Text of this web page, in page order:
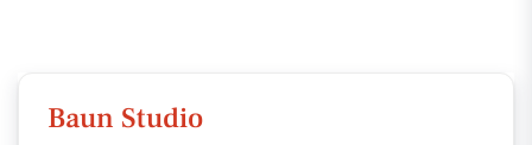
Baun Studio